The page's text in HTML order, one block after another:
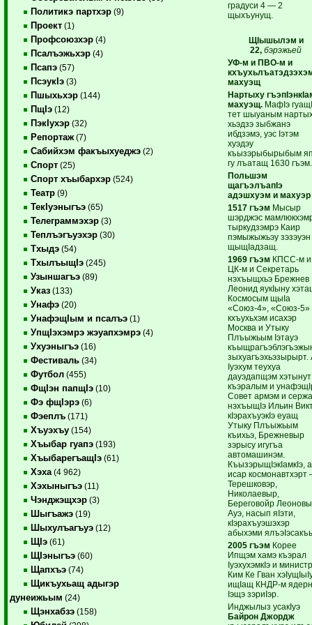
Политикэ партхэр (9)
Проект (1)
Профсоюзхэр (4)
Псалъэжьхэр (4)
Псапэ (57)
ПсэукIэ (3)
Пшыхьхэр (144)
ПщIэ (12)
ПэкIухэр (32)
Репортаж (7)
Сабийхэм факъыхуеджэ (2)
Спорт (25)
Спорт хъыбархэр (524)
Театр (9)
ТекIуэныгъэ (65)
Телеграммэхэр (3)
Теплъэгъуэхэр (30)
Тхыдэ (54)
ТхылъыщIэ (245)
Узыншагъэ (89)
Указ (133)
Унафэ (20)
УнафэщIым и псалъэ (1)
УпщIэхэмрэ жэуапхэмрэ (4)
Ухуэныгъэ (16)
Фестиваль (34)
Футбол (455)
ФщIэн папщIэ (10)
Фэ фщIэрэ (6)
Фэеплъ (171)
Хъуэхъу (154)
Хъыбар гуапэ (193)
ХъыбарегъащIэ (61)
Хэха (4 962)
Хэхыныгъэ (11)
Чэнджэщхэр (3)
Шыгъажэ (19)
Шыхулъагъуэ (12)
ЩIэ (61)
ЩIэныгъэ (60)
Щапхъэ (74)
Щикъухьащ адыгэр
дунеижьым (24)
Щэнхабзэ (158)
градуси 4 — 2
щыхъунущ.
ЩIышылэм и
22,бэрэжьей
УФ-м и ПВО-м и
махуэщ
Нартыху
махуэщ. МафIэ
тет шыуаным
хьэдзэ зыбжанэ
ибдзэмэ, уэс Iэтэм
хуэдэу
къызэрыбырыбым
гу лъатащ 1630 гъэм.
Польшэм
щагъэлъапIэ
адэшхуэм и махуэр
1517 гъэм Мысыр
шэрджэс
тыркудзэмрэ Каир
пэмыжыжьэу зэзэуэн
щыщIадзащ.
1969 гъэм КПСС-м и
ЦК-м и Секретарь
нэхъыщхьэ Брежнев
Леонид яукIыну
Космосым щыIа
«Союз-4», «Союз-5»
кхъухьхэм исахэр
Москва и Утыку
Плъыжьым Iэтауэ
зыхуагъэхьэзырырт.
Iуэхум теухуа
дауэдапщэм хэтынут
къэралым и
Совет армэм и
нэхъыщIэ Ильин
кIэрахъуэкIэ еуащ
Утыку Плъыжьым
къихьэ, Брежневыр
зэрысу игугъа
автомашинэм.
КъызэрыщIэкIамкIэ,
исар
Терешковэр,
Николаевыр,
Береговойр
Ауэ, насып яIэти,
кIэрахъуэшэхэр
абыхэми
2005 гъэм Корее
Ипщэм хамэ къэрал
IуэхухэмкIэ и
Ким Ке Гван
ищIащ КНДР-м
Iэщэ зэриIэр.
Инджылыз усакIуэ
Байрон Джордж